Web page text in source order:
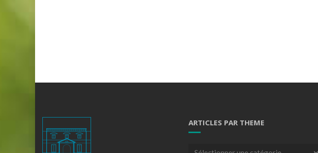
ARTICLES PAR THEME
Articles